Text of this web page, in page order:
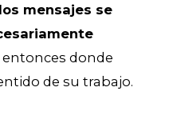
los mensajes se
entonces donde
de su trabajo.